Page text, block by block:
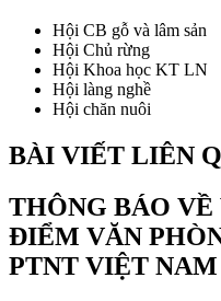
Hội CB gỗ và lâm sản
Hội Chủ rừng
Hội Khoa học KT LN
Hội làng nghề
Hội chăn nuôi
BÀI VIẾT LIÊN
THÔNG BÁO
ĐIỂM VĂN
PTNT VIỆT NAM